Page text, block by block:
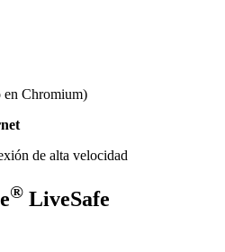
en Chromium)
de alta velocidad
® LiveSafe